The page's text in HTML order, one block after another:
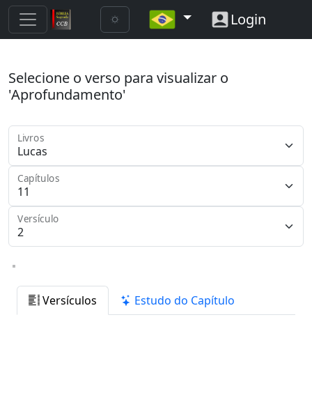
Login
Selecione o verso para visualizar o
'Aprofundamento'
Livros
Capítulos
Versículo
Versículos Estudo do Capítulo